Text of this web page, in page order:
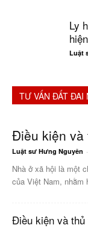
Ly
Luật
TƯ VẤN ĐẤT ĐAI
Điều kiện và
Luật sư Hưng Nguyên -
Nhà ở xã hội là một
của Việt Nam, nhằm
Điều kiện và